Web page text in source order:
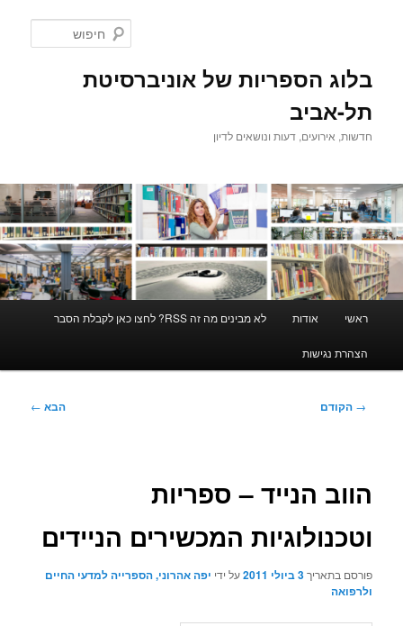
בלוג הספריות של אוניברסיטת
תל-אביב
חדשות, אירועים, דעות ונושאים לדיון
ראשי אודות לא מבינים מה זה RSS? לחצו כאן לקבלת הסבר
הצהרת נגישות
ניווט
→ הקודם הבא ←
הווב הנייד – ספריות
וטכנולוגיות המכשירים הניידים
פורסם בתאריך3 ביולי 2011 על ידי יפה אהרוני, הספרייה למדעי החיים
ולרפואה